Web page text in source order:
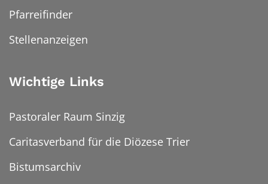
Pfarreifinder
Stellenanzeigen
Wichtige Links
Pastoraler Raum Sinzig
Caritasverband für die Diözese Trier
Bistumsarchiv